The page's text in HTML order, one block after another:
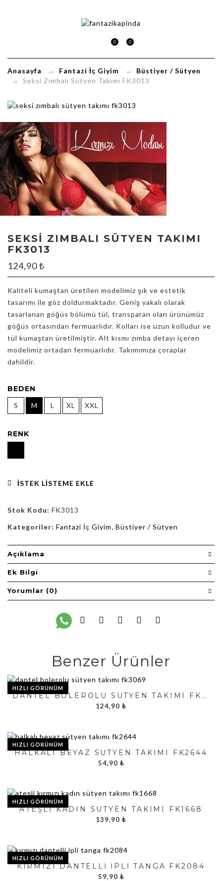
0 0
Anasayfa → Fantazi İç Giyim → Büstiyer / Sütyen
→ Seksi Zımbalı Sütyen Takımı FK3013
SEKSI ZIMBALI SÜTYEN TAKIMI
FK3013
124,90₺
Kaliteli kumaştan üretilen modelimiz şık ve estetik
tasarımı ile göz doldurmaktadır. Geniş yakalı olarak
tasarlanan göğüs bölümü tül, transparan olan ürünümüz
göğüs ortasından fermuarlıdır. Kolları ise uzun kolludur ve
tül kumaştan üretilmiştir. Alt kısmı zımba detayı içeren
modelimiz ortadan fermuarlıdır. Takımımıza çoraplar
dahildir.
BEDEN
S M L XL XXL
RENK
İSTEK LISTEME EKLE
Stok Kodu: FK3013
Kategoriler: Fantazi İç Giyim, Büstiyer / Sütyen
Açıklama
Ek Bilgi
Yorumlar (0)
Benzer Ürünler
HIZLI GÖRÜNÜM
DANTEL BOLEROLU SÜTYEN TAKIMI FK3069
124,90 ₺
HIZLI GÖRÜNÜM
HALKALI BEYAZ SÜTYEN TAKIMI FK2644
54,90 ₺
HIZLI GÖRÜNÜM
ATEŞLI KADIN SÜTYEN TAKIMI FK1668
139,90 ₺
HIZLI GÖRÜNÜM
KIRMIZI DANTELLI İPLI TANGA FK2084
59,90 ₺